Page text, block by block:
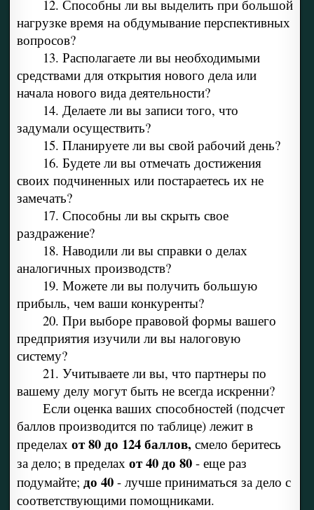
12. Способны ли вы выделить при большой
нагрузке время на обдумывание перспективных
вопросов?
13. Располагаете ли вы необходимыми
средствами для открытия нового дела или
начала нового вида деятельности?
14. Делаете ли вы записи того, что
задумали осуществить?
15. Планируете ли вы свой рабочий день?
16. Будете ли вы отмечать достижения
своих подчиненных или постараетесь их не
замечать?
17. Способны ли вы скрыть свое
раздражение?
18. Наводили ли вы справки о делах
аналогичных производств?
19. Можете ли вы получить большую
прибыль, чем ваши конкуренты?
20. При выборе правовой формы вашего
предприятия изучили ли вы налоговую
систему?
21. Учитываете ли вы, что партнеры по
вашему делу могут быть не всегда искренни?
Если оценка ваших способностей (подсчет
баллов производится по таблице) лежит в
пределах от 80 до 124 баллов, смело беритесь
за дело; в пределах от 40 до 80 - еще раз
подумайте; до 40 - лучше приниматься за дело с
соответствующими помощниками.